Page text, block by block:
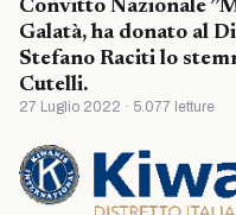
Convitto Nazionale
Galatà, ha donato al
Stefano Raciti lo
Cutelli.
27 Luglio 2022 · 5.077 letture